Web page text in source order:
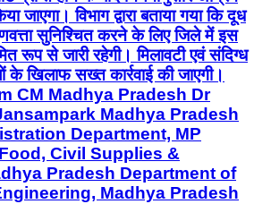
जाएगा। विभाग द्वारा बताया गया कि दूध
सुनिश्चित करने के लिए जिले में इस
रूप से जारी रहेगी। मिलावटी एवं संदिग्ध
के खिलाफ सख्त कार्रवाई की जाएगी।
CM Madhya Pradesh Dr
Madhya Pradesh
Department, MP
Civil Supplies &
Pradesh Department of
Madhya Pradesh